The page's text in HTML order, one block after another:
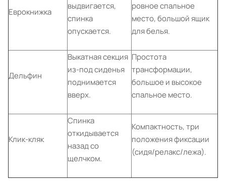
Еврокнижка
выдвигается,
спинка
опускается.
ровное спальное
место, большой ящик
для белья.
Дельфин
Выкатная секция
из-под сиденья
поднимается
вверх.
Простота
трансформации,
большое и высокое
спальное место.
Клик-кляк
Спинка
откидывается
назад со
щелчком.
Компактность, три
положения фиксации
(сидя/релакс/лежа).